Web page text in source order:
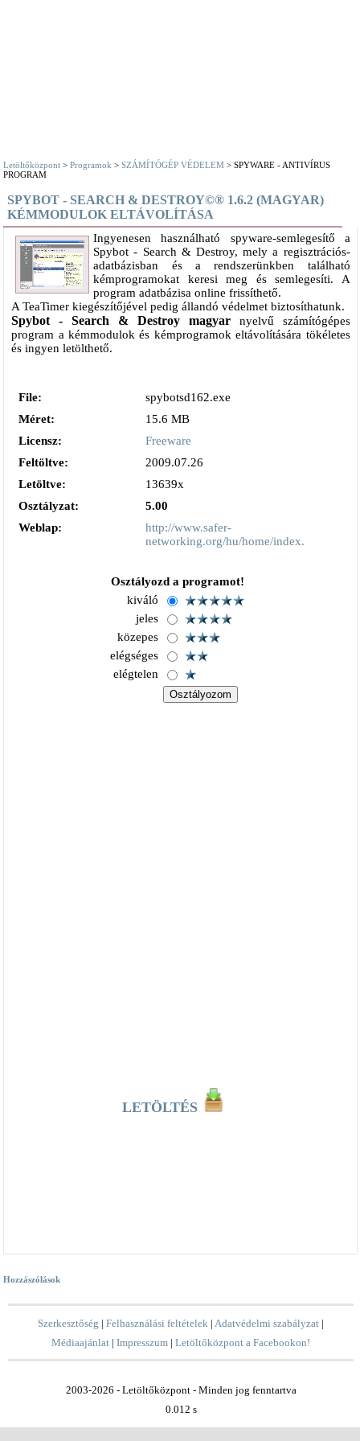
Letöltőközpont >Programok >SZÁMÍTÓGÉP VÉDELEM > SPYWARE - ANTIVÍRUS
PROGRAM
SPYBOT - SEARCH & DESTROY©® 1.6.2 (MAGYAR)
KÉMMODULOK ELTÁVOLÍTÁSA
Ingyenesen használható spyware-semlegesítő a
Spybot - Search & Destroy, mely a regisztrációs-
adatbázisban és a rendszerünkben található
kémprogramokat keresi meg és semlegesíti. A
program adatbázisa online frissíthető.
A TeaTimer kiegészítőjével pedig állandó védelmet biztosíthatunk.
Spybot - Search & Destroy magyarnyelvű számítógépes
program a kémmodulok és kémprogramok eltávolítására tökéletes
és ingyen letölthető.
File:
spybotsd162.exe
Méret:
15.6 MB
Licensz:
Freeware
Feltöltve:
2009.07.26
Letöltve:
13639x
Osztályzat:
5.00
Weblap:
http://www.safer-
networking.org/hu/home/index.html
Osztályozd a programot!
kiváló
jeles
közepes
elégséges
elégtelen
LETÖLTÉS
Hozzászólások
Szerkesztőség |Felhasználási feltételek |Adatvédelmi szabályzat |
Médiaajánlat |Impresszum |Letöltőközpont a Facebookon!
2003-2026 - Letöltőközpont - Minden jog fenntartva
0.012 s